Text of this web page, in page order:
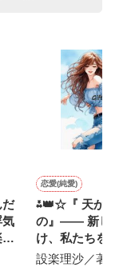
だ
気
恋愛(純愛)
⁂👑☆『 天からの
の』―― 新しい愛
け、私たちを捨て
揚々と家を出てい
設楽理沙／著